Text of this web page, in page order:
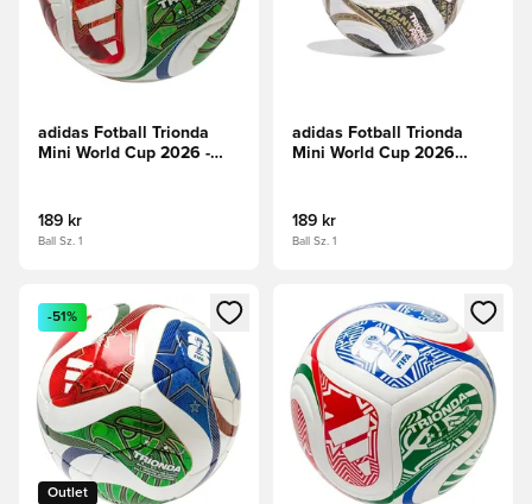
adidas Fotball Trionda
Mini World Cup 2026 -
189 kr
Ball Sz. 1
adidas Fotball Trionda
Mini World Cup 2026
189 kr
Ball Sz. 1
Åpner en Modal for å logge inn eller registrere deg som
Outlet
-51%
Åpner en Modal for å logge